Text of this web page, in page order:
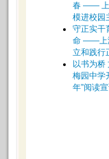
春 —— 上
模进校园
守正实干
命 ——上
立和践行
以书为
梅园中学
年”阅读